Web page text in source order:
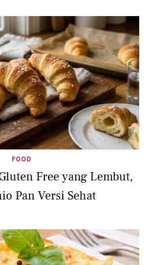
FOOD
Free yang Lembut,
Pan Versi Sehat